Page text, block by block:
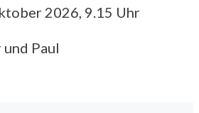
2026, 9.15 Uhr
Paul